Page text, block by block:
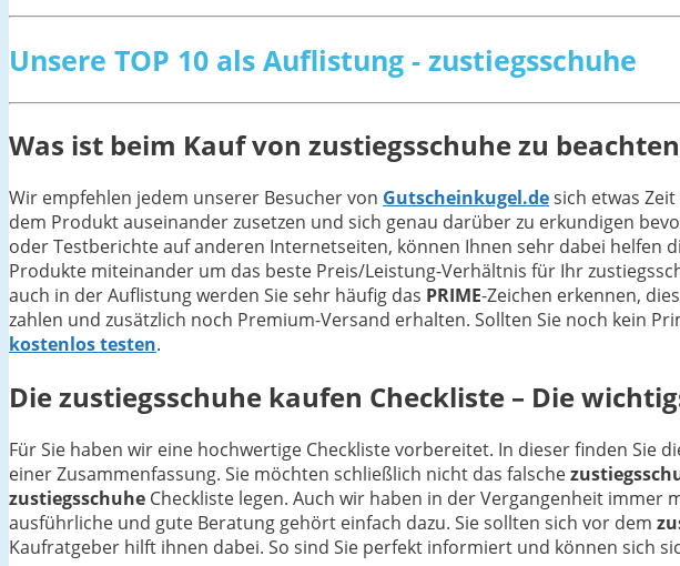
Unsere TOP 10 als Auflistung - zustiegsschuhe
Was ist beim Kauf von zustiegsschuhe zu
Wir empfehlen jedem unserer Besucher von Gutscheinkugel.desich etwas
dem Produkt auseinander zusetzen und sich genau darüber zu erkundigen
oder Testberichte auf anderen Internetseiten, können Ihnen sehr dabei helfen
Produkte miteinander um das beste Preis/Leistung-Verhältnis für Ihr
auch in der Auflistung werden Sie sehr häufig das PRIME-Zeichen erkennen,
zahlen und zusätzlich noch Premium-Versand erhalten. Sollten Sie noch kein
kostenlos testen.
Diezustiegsschuhe kaufen Checkliste – Die
Für Sie haben wir eine hochwertige Checkliste vorbereitet. In dieser finden Sie
einer Zusammenfassung. Sie möchten schließlich nicht das falsche
zustiegsschuhe Checkliste legen. Auch wir haben in der Vergangenheit immer
ausführliche und gute Beratung gehört einfach dazu. Sie sollten sich vor dem
Kaufratgeber hilft ihnen dabei. So sind Sie perfekt informiert und können sich